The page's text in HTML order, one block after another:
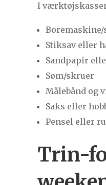
I
Stiksav eller
Sandpapir
Søm/skruer
Målebånd og
Saks eller
Pensel eller
Trin-